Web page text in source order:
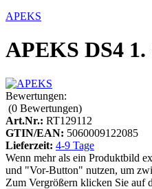
APEKS
APEKS DS4 1.
Bewertungen:
(0 Bewertungen)
Art.Nr.: RT129112
GTIN/EAN: 5060009122085
Lieferzeit: 4-9 Tage
Wenn mehr als ein Produktbild
und "Vor-Button" nutzen, um
Zum Vergrößern klicken Sie auf